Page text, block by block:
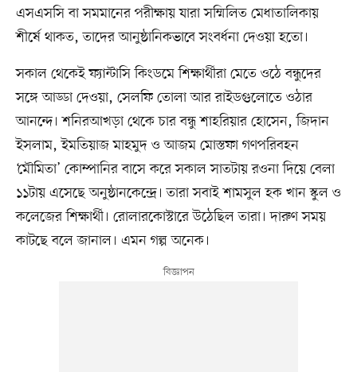
এসএসসি বা সমমানের পরীক্ষায় যারা সম্মিলিত মেধাতালিকায়
শীর্ষে থাকত, তাদের আনুষ্ঠানিকভাবে সংবর্ধনা দেওয়া হতো।
সকাল থেকেই ফ্যান্টাসি কিংডমে শিক্ষার্থীরা মেতে ওঠে বন্ধুদের
সঙ্গে আড্ডা দেওয়া, সেলফি তোলা আর রাইডগুলোতে ওঠার
আনন্দে। শনিরআখড়া থেকে চার বন্ধু শাহরিয়ার হোসেন, জিদান
ইসলাম, ইমতিয়াজ মাহমুদ ও আজম মোস্তফা গণপরিবহন
‘মৌমিতা’ কোম্পানির বাসে করে সকাল সাতটায় রওনা দিয়ে বেলা
১১টায় এসেছে অনুষ্ঠানকেন্দ্রে। তারা সবাই শামসুল হক খান স্কুল ও
কলেজের শিক্ষার্থী। রোলারকোস্টারে উঠেছিল তারা। দারুণ সময়
কাটছে বলে জানাল। এমন গল্প অনেক।